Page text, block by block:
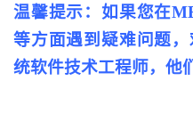
温馨提示：如果您在
等方面遇到疑难问题
统软件技术工程师，他